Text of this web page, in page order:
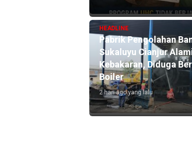
HEADLINE
Pabrik Pengolahan
Sukaluyu Cianjur
Kebakaran, Diduga
Boiler
2 hari ago yang lalu